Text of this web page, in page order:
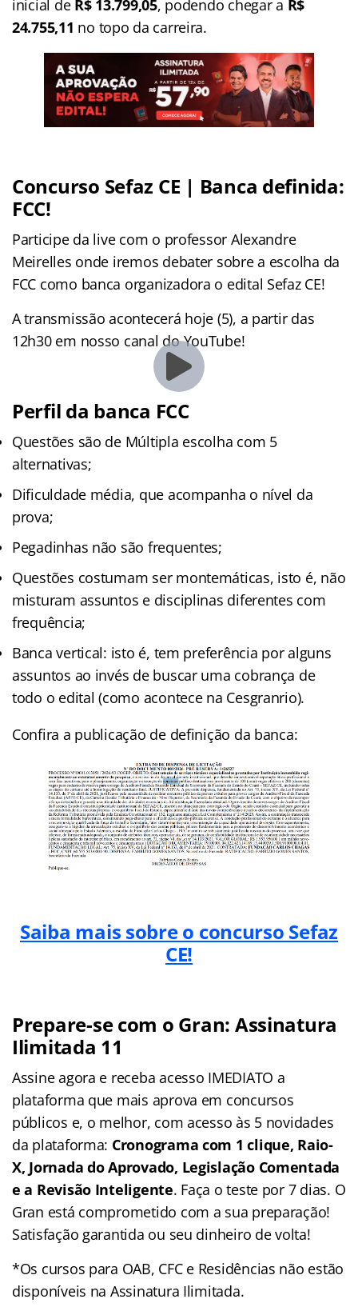
inicial de R$ 13.799,05, podendo chegar a R$
24.755,11 no topo da carreira.
Concurso Sefaz CE | Banca definida:
FCC!
Participe da live com o professor Alexandre
Meirelles onde iremos debater sobre a escolha da
FCC como banca organizadora o edital Sefaz CE!
A transmissão acontecerá hoje (5), a partir das
12h30 em nosso canal do YouTube!
Perfil da banca FCC
Questões são de Múltipla escolha com 5
alternativas;
Dificuldade média, que acompanha o nível da
prova;
Pegadinhas não são frequentes;
Questões costumam ser montemáticas, isto é, não
misturam assuntos e disciplinas diferentes com
frequência;
Banca vertical: isto é, tem preferência por alguns
assuntos ao invés de buscar uma cobrança de
todo o edital (como acontece na Cesgranrio).
Confira a publicação de definição da banca:
Saiba mais sobre o concurso Sefaz
CE!
Prepare-se com o Gran: Assinatura
Ilimitada 11
Assine agora e receba acesso IMEDIATO a
plataforma que mais aprova em concursos
públicos e, o melhor, com acesso às 5 novidades
da plataforma: Cronograma com 1 clique, Raio-
X, Jornada do Aprovado, Legislação Comentada
e a Revisão Inteligente. Faça o teste por 7 dias. O
Gran está comprometido com a sua preparação!
Satisfação garantida ou seu dinheiro de volta!
*Os cursos para OAB, CFC e Residências não estão
disponíveis na Assinatura Ilimitada.